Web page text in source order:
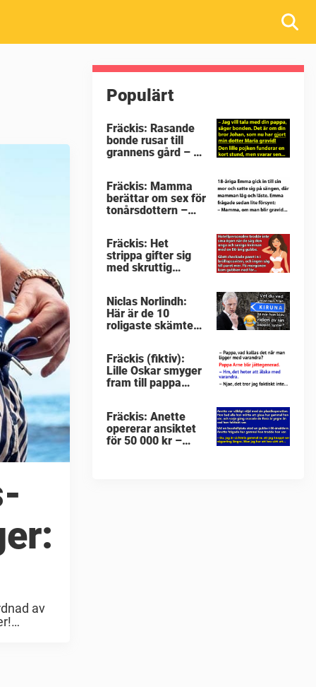
av
Populärt
Fräckis: Rasande
bonde rusar till
grannens gård – då
honom mållös
Fräckis: Mamma
berättar om sex för
tonårsdottern –
Fräckis: Het
strippa gifter sig
med skruttig
avslöjas gubbens
hemlighet
Niclas Norlindh:
Här är de 10
roligaste skämten
Fräckis (fiktiv):
Lille Oskar smyger
fram till pappa
mig att sätta
kaffet i halsen
Fräckis: Anette
opererar ansiktet
för 50 000 kr –